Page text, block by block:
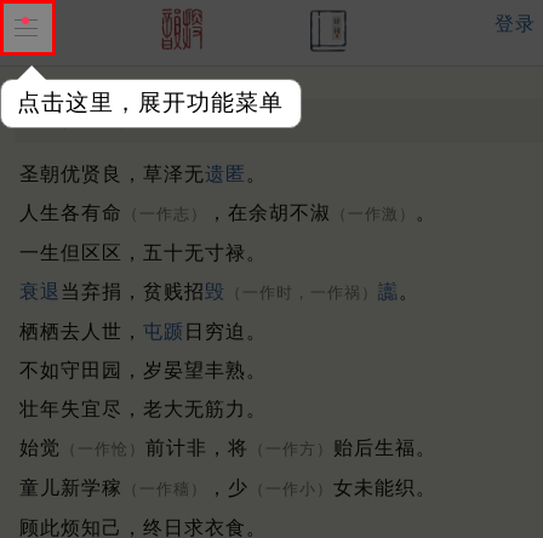
点击这里，展开功能菜单
登录
濮中言怀 唐 ·沈千运
圣朝优贤良，草泽无遗匿 。
人生各有命
（一作志） ，在余胡不淑 （一作激）
。
一生但区区，五十无寸禄。
衰退 当弃捐，贫贱招毁 （一作时，一作祸） 讟 。
栖栖去人世， 屯踬 日穷迫。
不如守田园，岁晏望丰熟。
壮年失宜尽，老大无筋力。
始觉
（一作怆） 前计非，将 （一作方） 贻后生福。
童儿新学稼
（一作穑） ，少 （一作小） 女未能织。
顾此烦知己，终日求衣食。